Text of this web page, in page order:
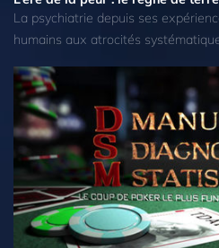
La psychiatrie depuis ses
humains aux atrocités